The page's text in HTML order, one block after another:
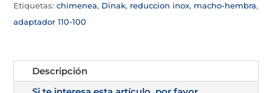
Etiquetas:chimenea, Dinak, reduccion inox, macho-hembra,
adaptador 110-100
Descripción